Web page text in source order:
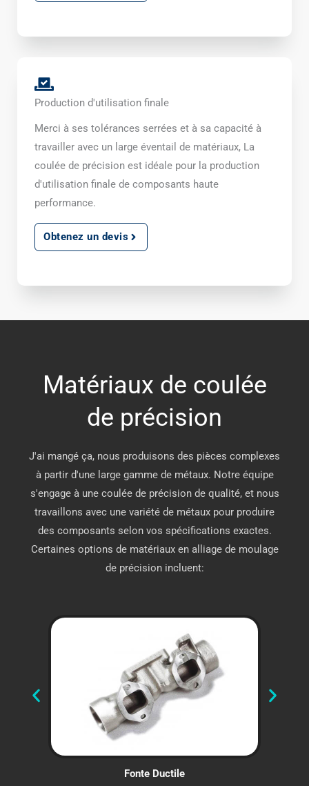
Production d'utilisation finale
Merci à ses tolérances serrées et à sa capacité à
travailler avec un large éventail de matériaux, La
coulée de précision est idéale pour la production
d'utilisation finale de composants haute
performance.
Obtenez un devis
Matériaux de coulée
de précision
J'ai mangé ça, nous produisons des pièces complexes
à partir d'une large gamme de métaux. Notre équipe
s'engage à une coulée de précision de qualité, et nous
travaillons avec une variété de métaux pour produire
des composants selon vos spécifications exactes.
Certaines options de matériaux en alliage de moulage
de précision incluent:
Fonte Ductile